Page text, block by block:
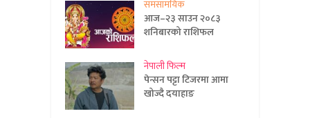
समसामयिक
आज–२३ साउन २०८३
शनिबारको राशिफल
नेपाली फिल्म
पेन्सन पट्टा टिजरमा आमा
खोज्दै दयाहाङ